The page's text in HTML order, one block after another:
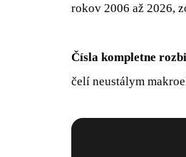
rokov 2006 až 2026,
Čísla kompletne
čelí neustálym